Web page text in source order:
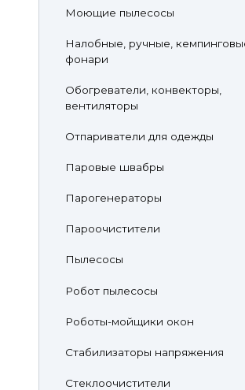
Моющие пылесосы
Налобные, ручные,
фонари
Обогреватели, конвекторы,
вентиляторы
Отпариватели для одежды
Паровые швабры
Парогенераторы
Пароочистители
Пылесосы
Робот пылесосы
Роботы-мойщики окон
Стабилизаторы напряжения
Стеклоочистители